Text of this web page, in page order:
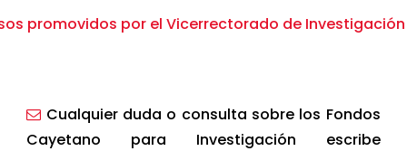
promovidos por el Vicerrectorado de
y Fondo Concursable para Apoyo a la
Cualquier duda o consulta sobre los Fondos
Cayetano para Investigación escribe